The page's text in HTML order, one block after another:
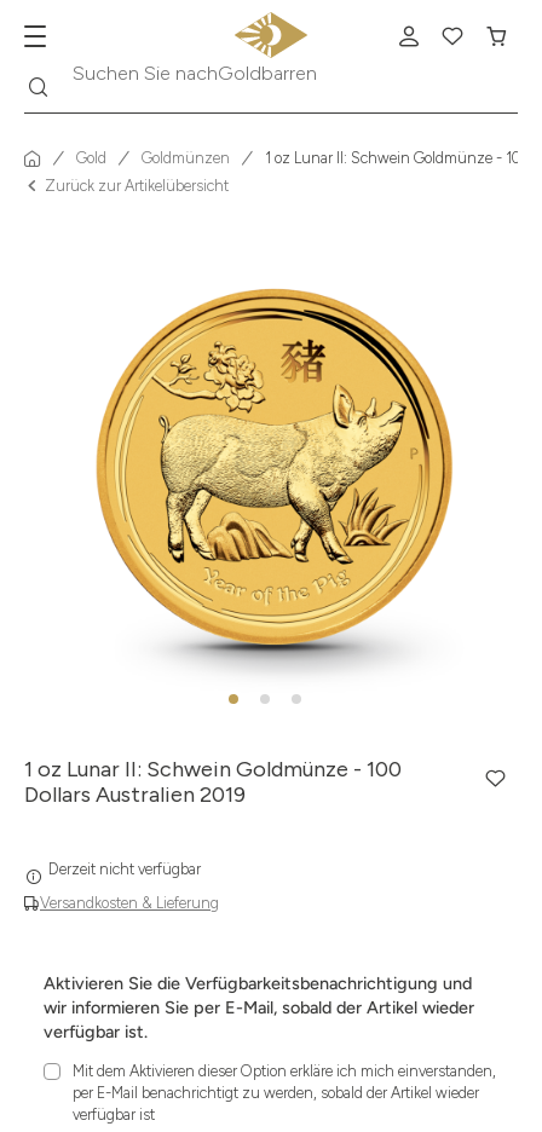
Suchen Sie nach
Gold Goldmünzen
1 oz Lunar II: Schwein Goldmünze - 100
Zurück zur Artikelübersicht
1 oz Lunar II: Schwein Goldmünze - 100
Dollars Australien 2019
Versandkosten & Lieferung
Derzeit nicht verfügbar
Aktivieren Sie die Verfügbarkeitsbenachrichtigung und
wir informieren Sie per E-Mail, sobald der Artikel wieder
verfügbar ist.
Mit dem Aktivieren dieser Option erkläre ich mich einverstanden,
per E-Mail benachrichtigt zu werden, sobald der Artikel wieder
verfügbar ist